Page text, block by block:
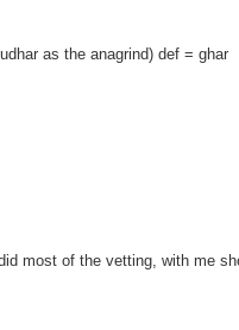
as the anagrind) def = ghar
most of the vetting, with me